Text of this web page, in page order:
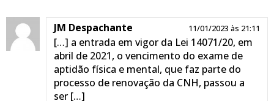
JM Despachante 11/01/2023 às 21:11
[…] a entrada em vigor da Lei 14071/20, em
abril de 2021, o vencimento do exame de
aptidão física e mental, que faz parte do
processo de renovação da CNH, passou a
ser […]